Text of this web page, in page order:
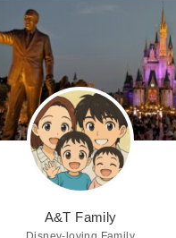
A&T Family